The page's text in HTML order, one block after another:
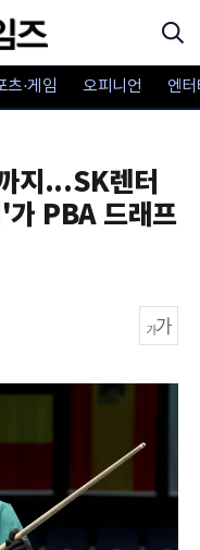
츠·게임 오피니언 엔
지...SK렌터
PBA 드래프